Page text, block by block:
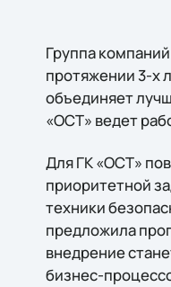
Группа
протяжении 3-х
объединяет
«ОСТ» ведет
Для ГК «ОСТ»
приоритетной
техники
предложила
внедрение
бизнес-